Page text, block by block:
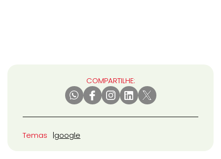
COMPARTILHE:
Temas google